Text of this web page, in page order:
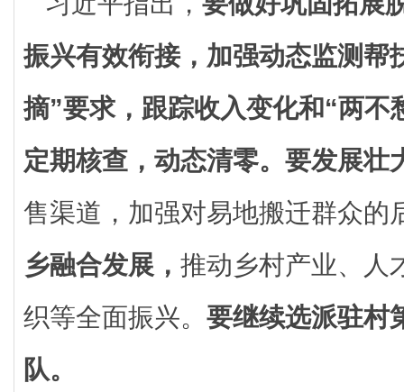
振兴有效衔接，加强动态监测帮
摘”要求，跟踪收入变化和“两不
定期核查，动态清零。 要发展壮
售渠道，加强对易地搬迁群众的
乡融合发展， 推动乡村产业、人
织等全面振兴。 要继续选派驻村
队。